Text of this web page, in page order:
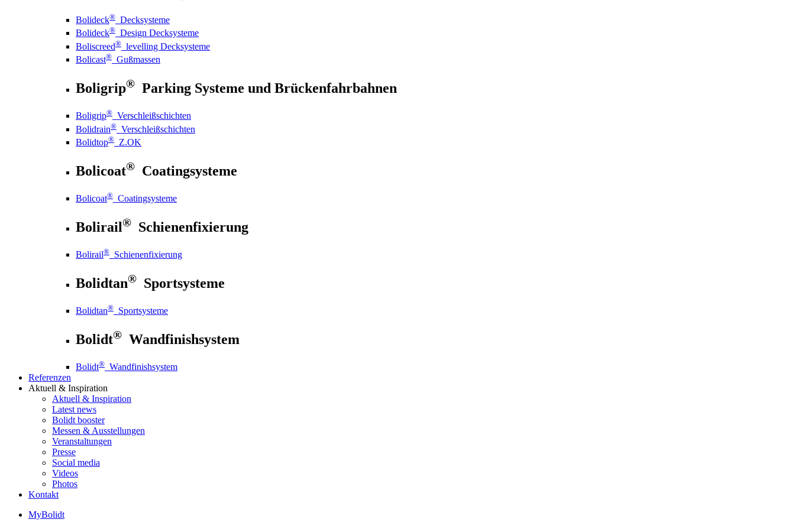
Bolideck® Decksysteme
Bolideck® Design Decksysteme
Boliscreed® levelling Decksysteme
Bolicast® Gußmassen
Boligrip® Parking Systeme und Brückenfahrbahnen
Boligrip® Verschleißschichten
Bolidrain® Verschleißschichten
Bolidtop® Z.OK
Bolicoat® Coatingsysteme
Bolicoat® Coatingsysteme
Bolirail® Schienenfixierung
Bolirail® Schienenfixierung
Bolidtan® Sportsysteme
Bolidtan® Sportsysteme
Bolidt® Wandfinishsystem
Bolidt® Wandfinishsystem
Referenzen
Aktuell & Inspiration
Aktuell & Inspiration
Latest news
Bolidt booster
Messen & Ausstellungen
Veranstaltungen
Presse
Social media
Videos
Photos
Kontakt
MyBolidt